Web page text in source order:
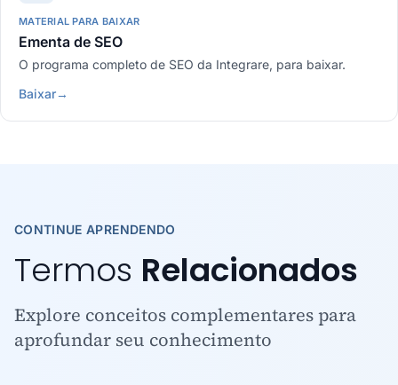
MATERIAL PARA BAIXAR
Ementa de SEO
O programa completo de SEO da Integrare, para baixar.
Baixar→
CONTINUE APRENDENDO
Termos Relacionados
Explore conceitos complementares para
aprofundar seu conhecimento